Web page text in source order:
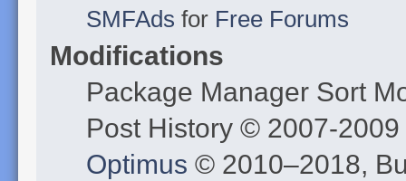
SMFAds for Free Forums
Modifications
Package Manager Sort
Post History © 2007-2009
Optimus © 2010–2018,